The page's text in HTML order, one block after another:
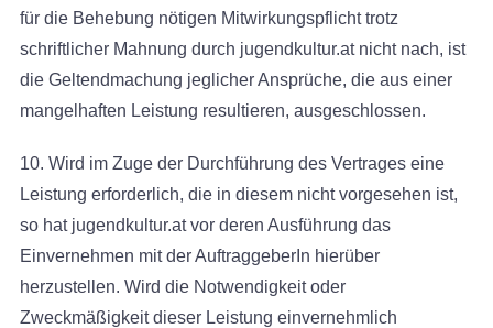
für die Behebung nötigen Mitwirkungspflicht trotz
schriftlicher Mahnung durch jugendkultur.at nicht nach, ist
die Geltendmachung jeglicher Ansprüche, die aus einer
mangelhaften Leistung resultieren, ausgeschlossen.
10. Wird im Zuge der Durchführung des Vertrages eine
Leistung erforderlich, die in diesem nicht vorgesehen ist,
so hat jugendkultur.at vor deren Ausführung das
Einvernehmen mit der AuftraggeberIn hierüber
herzustellen. Wird die Notwendigkeit oder
Zweckmäßigkeit dieser Leistung einvernehmlich